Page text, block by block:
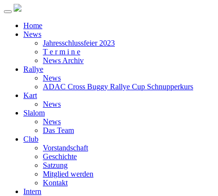
Home
News
Jahresschlussfeier 2023
T e r m i n e
News Archiv
Rallye
News
ADAC Cross Buggy Rallye Cup Schnupperkurs
Kart
News
Slalom
News
Das Team
Club
Vorstandschaft
Geschichte
Satzung
Mitglied werden
Kontakt
Intern